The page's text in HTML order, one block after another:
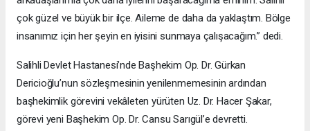
çok güzel ve büyük bir ilçe. Aileme de daha da yaklaştım. Bölge
insanımız için her şeyin en iyisini sunmaya çalışacağım.” dedi.
Salihli Devlet Hastanesi’nde Başhekim Op. Dr. Gürkan
Dericioğlu’nun sözleşmesinin yenilenmemesinin ardından
başhekimlik görevini vekâleten yürüten Uz. Dr. Hacer Şakar,
görevi yeni Başhekim Op. Dr. Cansu Sarıgül’e devretti.